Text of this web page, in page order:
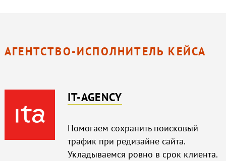
АГЕНТСТВО-ИСПОЛНИТЕЛЬ КЕЙСА
IT-AGENCY
Помогаем сохранить поисковый
трафик при редизайне сайта.
Укладываемся ровно в срок клиента.